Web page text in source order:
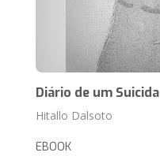
Diário de um Suicida
Hitallo Dalsoto
EBOOK